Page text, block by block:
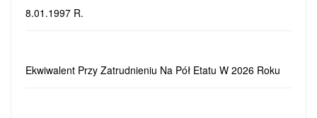
8.01.1997 R.
Ekwiwalent Przy Zatrudnieniu Na Pół Etatu W 2026 Roku